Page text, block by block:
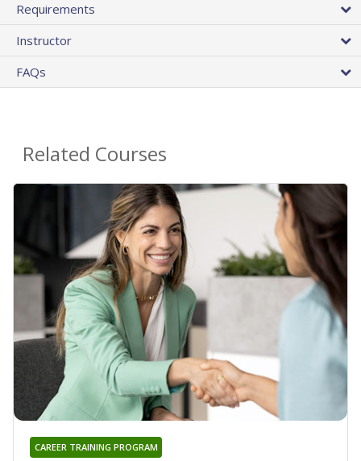
Requirements
Instructor
FAQs
Related Courses
CAREER TRAINING PROGRAM